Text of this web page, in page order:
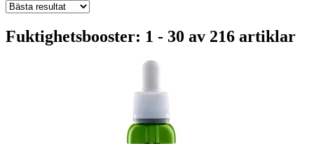
Fuktighetsbooster: 1 - 30 av 216 artiklar